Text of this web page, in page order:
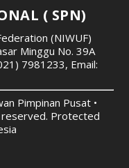
( SPN)
(NIWUF)
Minggu No. 39A
7981233, Email:
Pimpinan Pusat •
reserved. Protected